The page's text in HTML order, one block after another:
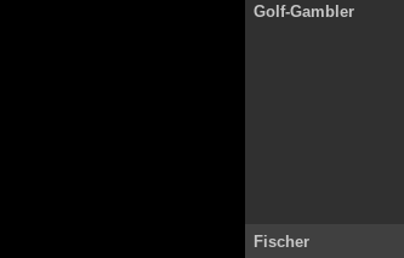
Golf-Gambler
Fischer